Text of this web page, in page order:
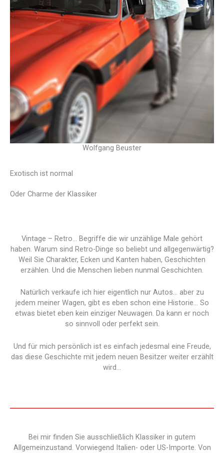
Wolfgang Beuster
Exotisch ist normal
Oder Charme der Klassiker
Vintage – Retro… Begriffe die wir unzählige Male gehört
haben. Warum sind Retro-Dinge so beliebt und allgegenwärtig?
Weil Sie Charakter, Ecken und Kanten haben, Geschichten
erzählen. Und die Menschen lieben nunmal Geschichten.
Natürlich verkaufe ich hier eigentlich nur Autos… aber zu
jedem meiner Wagen, gibt es eben schon eine Historie… So
etwas bietet eben kein einziger Neuwagen. Da kann er noch
so sinnvoll oder perfekt sein.
Und für mich persönlich ist es einfach jedesmal eine Freude,
das diese Geschichte mit jedem neuen Besitzer weiter erzählt
wird…
Bei mir finden Sie ausschließlich Klassiker in gutem
Allgemeinzustand. Vorwiegend Italien- oder US-Importe. Von